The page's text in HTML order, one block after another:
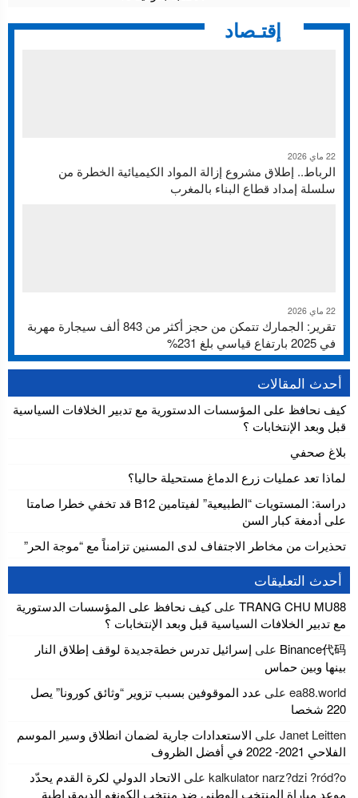
إقتـصاد
22 ماي 2026
الرباط.. إطلاق مشروع إزالة المواد الكيميائية الخطرة من
سلسلة إمداد قطاع البناء بالمغرب
22 ماي 2026
تقرير: الجمارك تتمكن من حجز أكثر من 843 ألف سيجارة مهربة
في 2025 بارتفاع قياسي بلغ 231%
أحدث المقالات
كيف نحافظ على المؤسسات الدستورية مع تدبير الخلافات السياسية
قبل وبعد الإنتخابات ؟
بلاغ صحفي
لماذا تعد عمليات زرع الدماغ مستحيلة حاليا؟
دراسة: المستويات “الطبيعية” لفيتامين B12 قد تخفي خطرا صامتا
على أدمغة كبار السن
تحذيرات من مخاطر الاجتفاف لدى المسنين تزامناً مع “موجة الحر”
أحدث التعليقات
TRANG CHU MU88 علىكيف نحافظ على المؤسسات الدستورية
مع تدبير الخلافات السياسية قبل وبعد الإنتخابات ؟
Binance代码 على إسرائيل تدرس خطةجديدة لوقف إطلاق النار
بينها وبين حماس
ea88.world على عدد الموقوفين بسبب تزوير “وثائق كورونا” يصل
220 شخصا
Janet Leitten على الاستعدادات جارية لضمان انطلاق وسير الموسم
الفلاحي 2021- 2022 في أفضل الظروف
kalkulator narz?dzi ?ród?o على الاتحاد الدولي لكرة القدم يحدّد
موعد مباراة المنتخب الوطني ضد منتخب الكونغو الديمقراطية